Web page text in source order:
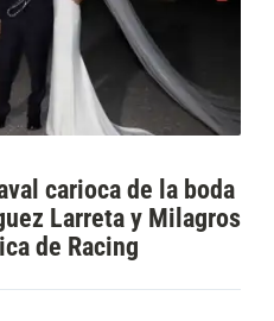
carioca de la boda
Larreta y Milagros
de Racing